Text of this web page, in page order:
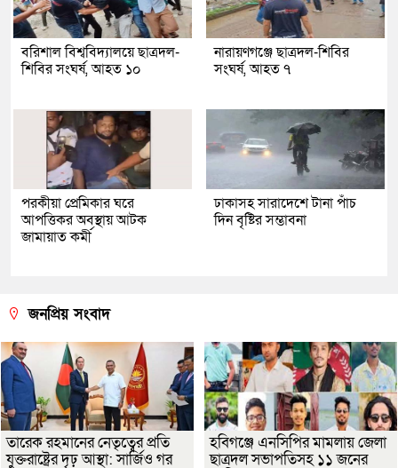
বরিশাল বিশ্ববিদ্যালয়ে ছাত্রদল-
শিবির সংঘর্ষ, আহত ১০
নারায়ণগঞ্জে ছাত্রদল-শিবির
সংঘর্ষ, আহত ৭
পরকীয়া প্রেমিকার ঘরে
আপত্তিকর অবস্থায় আটক
জামায়াত কর্মী
ঢাকাসহ সারাদেশে টানা পাঁচ
দিন বৃষ্টির সম্ভাবনা
জনপ্রিয় সংবাদ
তারেক রহমানের নেতৃত্বের প্রতি
যুক্তরাষ্ট্রের দৃঢ় আস্থা: সার্জিও গর
হবিগঞ্জে এনসিপির মামলায় জেলা
ছাত্রদল সভাপতিসহ ১১ জনের